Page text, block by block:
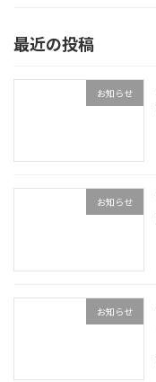
最近の投稿
お知らせ
お知らせ
お知らせ